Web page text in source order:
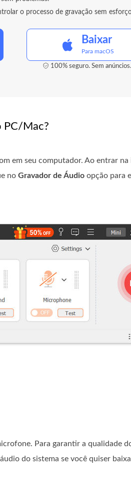
o processo de gravação sem
Baixar
Para macOS
100% seguro. Sem anúncios.
PC/Mac?
em seu computador. Ao entrar
no Gravador de Áudio opção para
Para garantir a qualidade
do sistema se você quiser